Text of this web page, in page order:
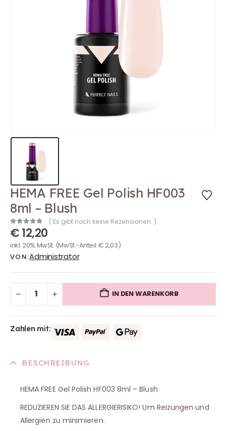
HEMA FREE Gel Polish HF003
8ml – Blush
0out of 5
( Es gibt noch keine Rezensionen. )
€12,20
inkl. 20% MwSt. (MwSt.-Anteil:€2,03)
VON:Administrator
IN DEN WARENKORB
Zahlen mit:
BESCHREIBUNG
HEMA FREE Gel Polish HF003 8ml – Blush
REDUZIEREN SIE DAS ALLERGIERISIKO! Um Reizungen und
Allergien zu minimieren.